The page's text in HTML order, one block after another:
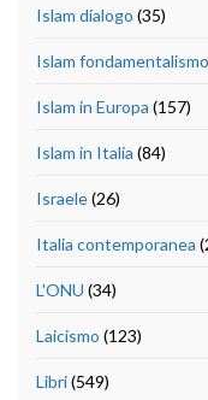
Islam dialogo (35)
Islam fondamentalismo
Islam in Europa (157)
Islam in Italia (84)
Israele(26)
Italia contemporanea
L'ONU (34)
Laicismo (123)
Libri(549)